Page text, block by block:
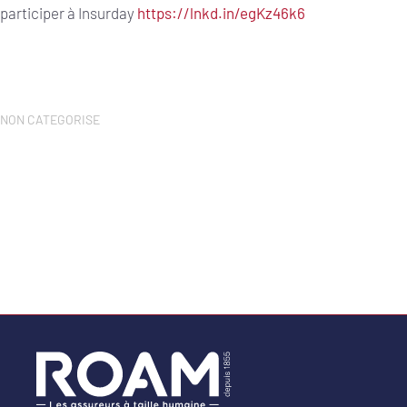
participer à Insurday https://lnkd.in/egKz46k6
NON CATEGORISE